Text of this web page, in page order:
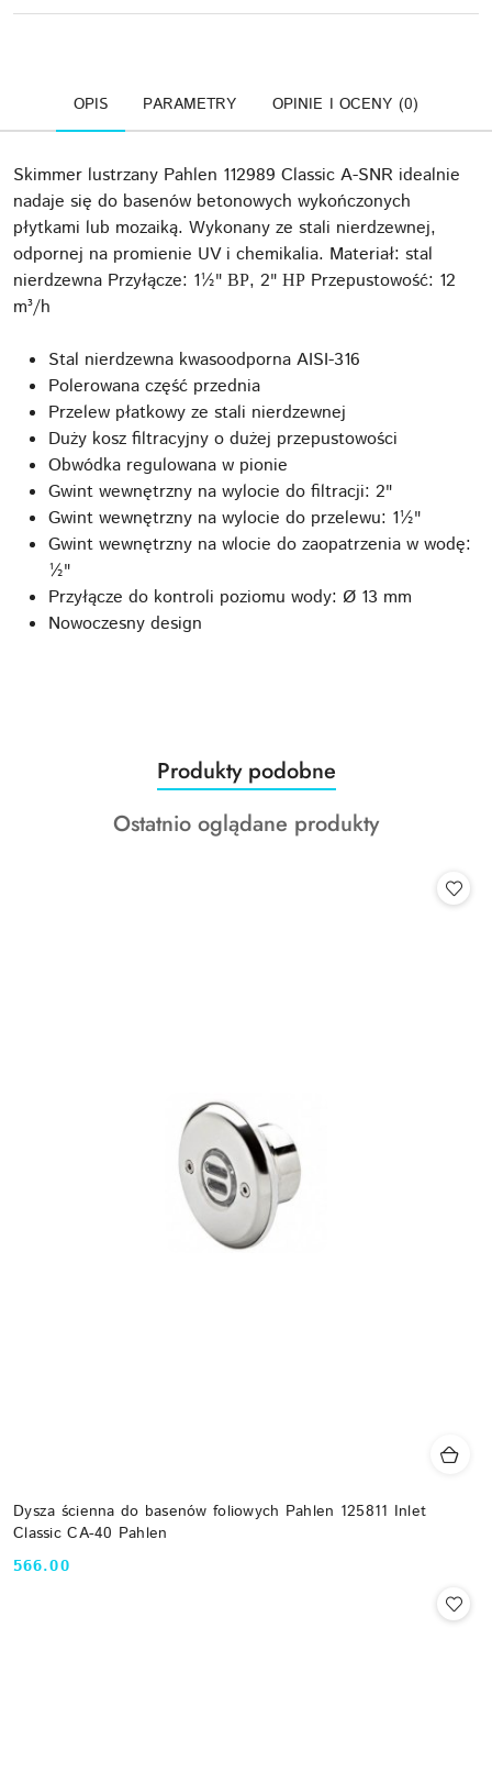
OPIS PARAMETRY OPINIE I OCENY (0)
Skimmer lustrzany Pahlen 112989 Classic A-SNR idealnie
nadaje się do basenów betonowych wykończonych
płytkami lub mozaiką. Wykonany ze stali nierdzewnej,
odpornej na promienie UV i chemikalia. Materiał: stal
nierdzewna Przyłącze: 1½" ВР, 2" НР Przepustowość: 12
m³/h
Stal nierdzewna kwasoodporna AISI-316
Polerowana część przednia
Przelew płatkowy ze stali nierdzewnej
Duży kosz filtracyjny o dużej przepustowości
Obwódka regulowana w pionie
Gwint wewnętrzny na wylocie do filtracji: 2"
Gwint wewnętrzny na wylocie do przelewu: 1½"
Gwint wewnętrzny na wlocie do zaopatrzenia w wodę:
½"
Przyłącze do kontroli poziomu wody: Ø 13 mm
Nowoczesny design
Pomiń karuzelę produktów
Produkty
o
statusie:
Produkty podobne
Produkty
Ostatnio oglądane produkty
Dysza ścienna do basenów foliowych Pahlen 125811 Inlet
Classic CA-40 Pahlen
Cena:
566.00